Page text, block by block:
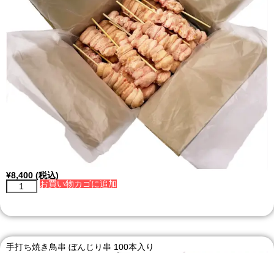
¥8,400 (税込)
お買い物カゴに追加
手打ち焼き鳥串 ぼんじり串 100本入り